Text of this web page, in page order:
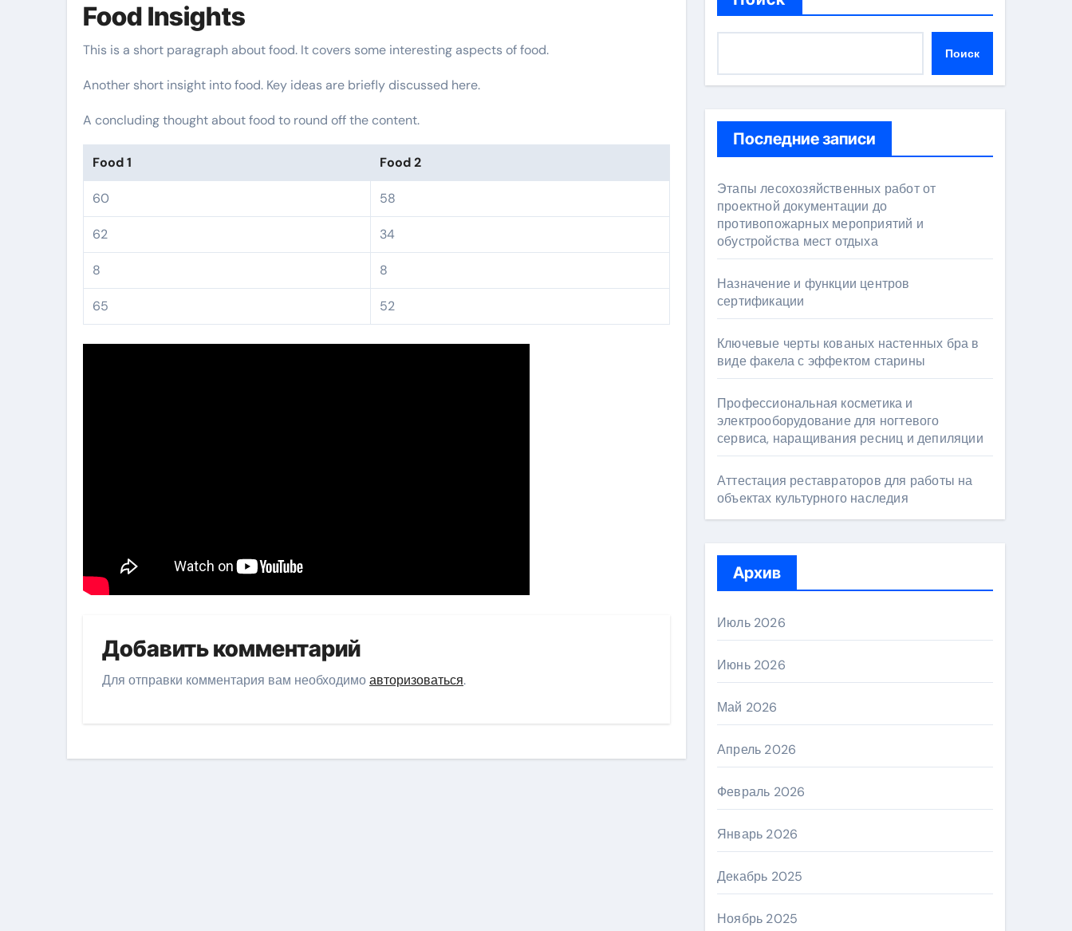
Food Insights
This is a short paragraph about food. It covers some interesting aspects of food.
Another short insight into food. Key ideas are briefly discussed here.
A concluding thought about food to round off the content.
Food 1 Food 2
60 58
62 34
8 8
65 52
Добавить комментарий
Для отправки комментария вам необходимоавторизоваться.
Поиск
Последние записи
Этапы лесохозяйственных работ от
проектной документации до
противопожарных мероприятий и
обустройства мест отдыха
Назначение и функции центров
сертификации
Ключевые черты кованых настенных бра в
виде факела с эффектом старины
Профессиональная косметика и
электрооборудование для ногтевого
сервиса, наращивания ресниц и депиляции
Аттестация реставраторов для работы на
объектах культурного наследия
Архив
Июль 2026
Июнь 2026
Май 2026
Апрель 2026
Февраль 2026
Январь 2026
Декабрь 2025
Ноябрь 2025